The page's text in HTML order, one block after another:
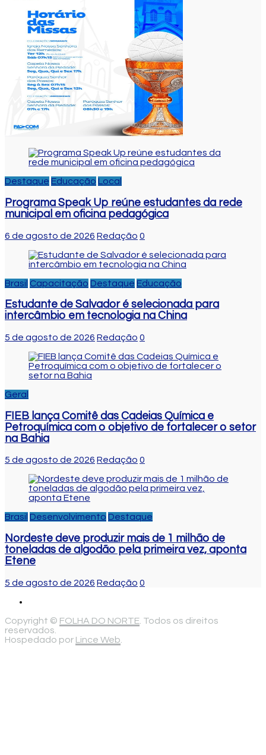
Destaque Educação Local
Programa Speak Up reúne estudantes da rede
municipal em oficina pedagógica
6 de agosto de 2026 Redação 0
Brasil Capacitação Destaque Educação
Estudante de Salvador é selecionada para
intercâmbio em tecnologia na China
5 de agosto de 2026 Redação 0
Geral
FIEB lança Comitê das Cadeias Química e
Petroquímica com o objetivo de fortalecer o setor
na Bahia
5 de agosto de 2026 Redação 0
Brasil Desenvolvimento Destaque
Nordeste deve produzir mais de 1 milhão de
toneladas de algodão pela primeira vez, aponta
Etene
5 de agosto de 2026 Redação 0
Copyright © FOLHA DO NORTE . Todos os direitos
reservados.
Hospedado por Lince Web